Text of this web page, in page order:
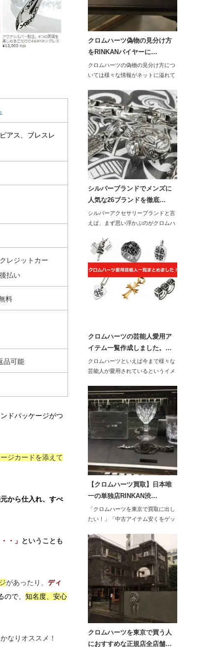
アス、ブレスレ
レジットカー
払い
料
品可能
ドパッケージがつ
ジカードを添えて
から仕入れ、すべ
・」 ということも
があったり、 ディ
で、 知名度、安心
なりオススメ！
クロムハーツ偽物の見分け方
をRINKANバイヤーに…
クロムハーツの偽物の見分け方につ
いては様々な情報がネットに溢れて
シルバーブランドでメンズに
人気な26ブランドを徹底…
シルバーアクセサリーブランドと言
えば、まず思い浮かぶのがクロムハ
クロムハーツの芸能人愛用ア
イテム一覧作成しました。…
クロムハーツといえば今まで様々な
芸能人が愛用されているというイメ
【クロムハーツ買取】日本唯
一の単独店RINKAN渋…
「クロムハーツを東京で買取に出し
たい！」「中古アイテム安くをゲッ
クロムハーツを東京で買う人
におすすめな正規店全店舗…